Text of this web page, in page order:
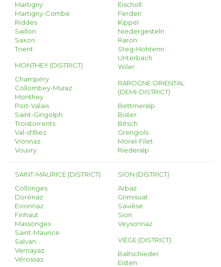
Martigny
Martigny-Combe
Riddes
Saillon
Saxon
Trient
MONTHEY (DISTRICT)
Champéry
Collombey-Muraz
Monthey
Port-Valais
Saint-Gingolph
Troistorrents
Val-d'Illiez
Vionnaz
Vouvry
Eischoll
Ferden
Kippel
Niedergesteln
Raron
Steg-Hohtenn
Unterbäch
Wiler
RAROGNE ORIENTAL
(DEMI-DISTRICT)
Bettmeralp
Bister
Bitsch
Grengiols
Mörel-Filet
Riederalp
SAINT-MAURICE (DISTRICT)
Collonges
Dorénaz
Evionnaz
Finhaut
Massongex
Saint-Maurice
Salvan
Vernayaz
Vérossaz
SION (DISTRICT)
Arbaz
Grimisuat
Savièse
Sion
Veysonnaz
VIÈGE (DISTRICT)
Baltschieder
Eisten